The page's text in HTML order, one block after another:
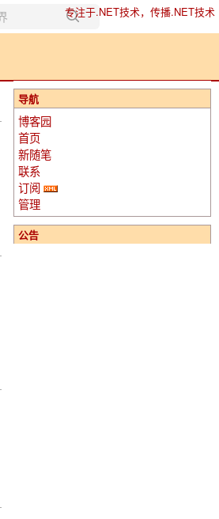
专注于.NET技术，传播.NET技术
导航
博客园
首页
新随笔
联系
订阅
管理
公告